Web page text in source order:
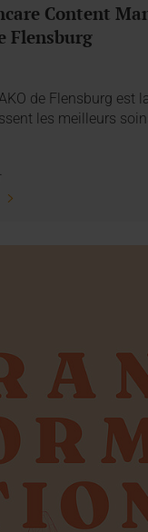
Content
Flensburg
de Flensburg est
les meilleurs